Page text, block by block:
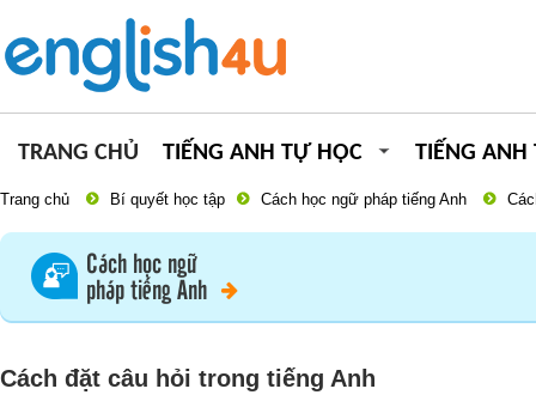
TRANG CHỦ TIẾNG ANH TỰ HỌC TIẾNG ANH
Trang chủ Bí quyết học tập Cách học ngữ pháp tiếng Anh
Cách học ngữ
pháp tiếng Anh
Cách đặt câu hỏi trong tiếng Anh